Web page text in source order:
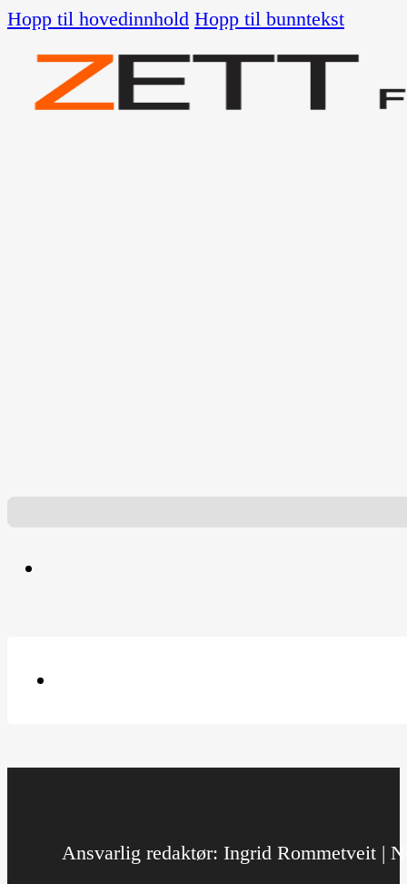
Hopp til hovedinnhold Hopp til bunntekst
Ansvarlig redaktør: Ingrid Rommetveit |